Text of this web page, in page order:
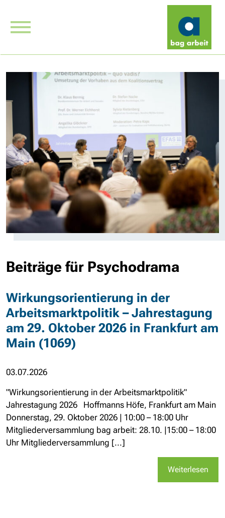
Beiträge für Psychodrama
Wirkungsorientierung in der
Arbeitsmarktpolitik – Jahrestagung
am 29. Oktober 2026 in Frankfurt am
Main (1069)
03.07.2026
"Wirkungsorientierung in der Arbeitsmarktpolitik"
Jahrestagung 2026 Hoffmanns Höfe, Frankfurt am Main
Donnerstag, 29. Oktober 2026 | 10:00 – 18:00 Uhr
Mitgliederversammlung bag arbeit: 28.10. |15:00 – 18:00
Uhr Mitgliederversammlung [...]
Weiterlesen